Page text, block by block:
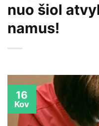
nuo šiol
namus!
16
Kov